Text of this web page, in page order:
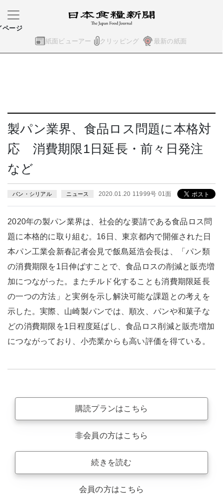
紙面ビューアー クリッピング 最新の紙面
ページ
製パン業界、食品ロス問題に本格対
応 消費期限1日延長・前々日発注
など
パン・シリアル ニュース 2020.01.20 11999号 01面
2020年の製パン業界は、社会的な要請である食品ロス問
題に本格的に取り組む。16日、東京都内で開催された日
本パン工業会新春記者会見で飯島延浩会長は、「パン類
の消費期限を1日伸ばすことで、食品ロスの削減と販売増
加につながった。またチルド化することも消費期限延長
の一つの方法」と実例を示し解決可能な課題との考えを
示した。実際、山崎製パンでは、順次、パンや和菓子な
どの消費期限を1日程度延ばし、食品ロス削減と販売増加
につながっており、小売業からも高い評価を得ている。
購読プランはこちら
非会員の方はこちら
続きを読む
会員の方はこちら